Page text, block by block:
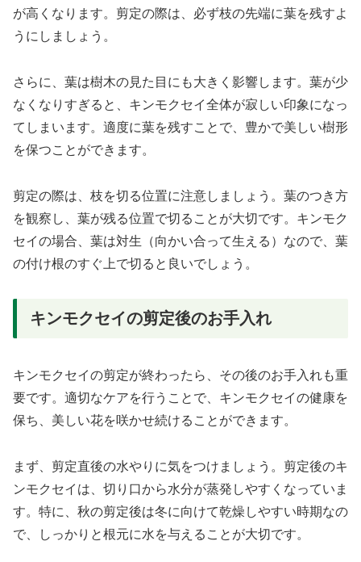
が高くなります。剪定の際は、必ず枝の先端に葉を残すよ
うにしましょう。
さらに、葉は樹木の見た目にも大きく影響します。葉が少
なくなりすぎると、キンモクセイ全体が寂しい印象になっ
てしまいます。適度に葉を残すことで、豊かで美しい樹形
を保つことができます。
剪定の際は、枝を切る位置に注意しましょう。葉のつき方
を観察し、葉が残る位置で切ることが大切です。キンモク
セイの場合、葉は対生（向かい合って生える）なので、葉
の付け根のすぐ上で切ると良いでしょう。
キンモクセイの剪定後のお手入れ
キンモクセイの剪定が終わったら、その後のお手入れも重
要です。適切なケアを行うことで、キンモクセイの健康を
保ち、美しい花を咲かせ続けることができます。
まず、剪定直後の水やりに気をつけましょう。剪定後のキ
ンモクセイは、切り口から水分が蒸発しやすくなっていま
す。特に、秋の剪定後は冬に向けて乾燥しやすい時期なの
で、しっかりと根元に水を与えることが大切です。